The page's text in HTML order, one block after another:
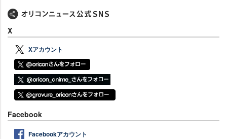
X
Xアカウント
Facebook
Facebookアカウント